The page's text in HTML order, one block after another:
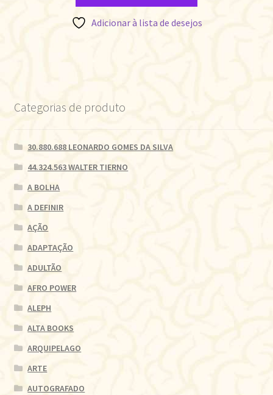
Adicionar à lista de desejos
Categorias de produto
30.880.688 LEONARDO GOMES DA SILVA
44.324.563 WALTER TIERNO
A BOLHA
A DEFINIR
AÇÃO
ADAPTAÇÃO
ADULTÃO
AFRO POWER
ALEPH
ALTA BOOKS
ARQUIPELAGO
ARTE
AUTOGRAFADO